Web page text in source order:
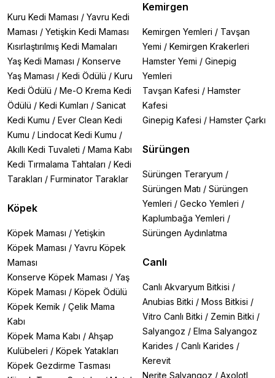
Kuru Kedi Maması / Yavru Kedi
Maması / Yetişkin Kedi Maması
Kısırlaştırılmış Kedi Mamaları
Yaş Kedi Maması / Konserve
Yaş Maması / Kedi Ödülü / Kuru
Kedi Ödülü / Me-O Krema Kedi
Ödülü / Kedi Kumları / Sanicat
Kedi Kumu / Ever Clean Kedi
Kumu / Lindocat Kedi Kumu /
Akıllı Kedi Tuvaleti / Mama Kabı
Kedi Tırmalama Tahtaları / Kedi
Tarakları / Furminator Taraklar
Köpek
Köpek Maması / Yetişkin
Köpek Maması / Yavru Köpek
Maması
Konserve Köpek Maması / Yaş
Köpek Maması / Köpek Ödülü
Köpek Kemik / Çelik Mama
Kabı
Köpek Mama Kabı / Ahşap
Kulübeleri / Köpek Yatakları
Köpek Gezdirme Tasması
Kemirgen
Kemirgen Yemleri / Tavşan
Yemi / Kemirgen Krakerleri
Hamster Yemi / Ginepig
Yemleri
Tavşan Kafesi / Hamster
Kafesi
Ginepig Kafesi / Hamster Çarkı
Sürüngen
Sürüngen Teraryum /
Sürüngen Matı / Sürüngen
Yemleri / Gecko Yemleri /
Kaplumbağa Yemleri /
Sürüngen Aydınlatma
Canlı
Canlı Akvaryum Bitkisi /
Anubias Bitki / Moss Bitkisi /
Vitro Canlı Bitki / Zemin Bitki /
Salyangoz / Elma Salyangoz
Karides / Canlı Karides /
Kerevit
Nerite Salyangoz / Axolotl